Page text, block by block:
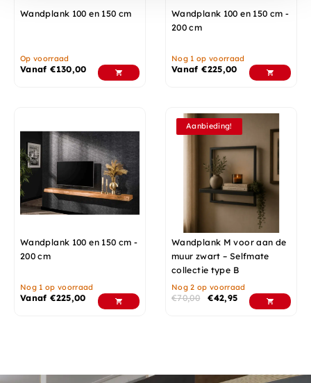
Wandplank 100 en 150 cm
Op voorraad
Vanaf€130,00
Wandplank 100 en 150 cm -
200 cm
Nog 1 op voorraad
Vanaf€225,00
Wandplank 100 en 150 cm -
200 cm
Nog 1 op voorraad
Vanaf€225,00
Aanbieding!
Wandplank M voor aan de
muur zwart – Selfmate
collectie type B
Nog 2 op voorraad
€70,00 €42,95